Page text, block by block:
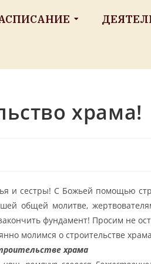
храма!
и сестры! С Божьей помощью
общей молитве,
фундамент! Просим не
молимся о строительстве
храма